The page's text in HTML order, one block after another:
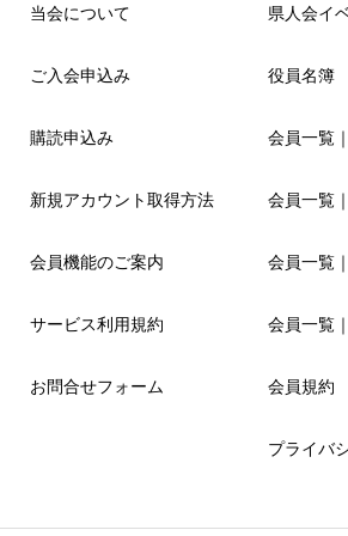
当会について
ご入会申込み
購読申込み
新規アカウント取得方法
会員機能のご案内
サービス利用規約
お問合せフォーム
県人会イ
役員名簿
会員一覧
会員一覧
会員一覧
会員一覧
会員規約
プライバ